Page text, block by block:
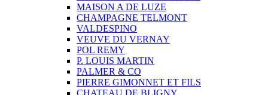
MAISON A DE LUZE
CHAMPAGNE TELMONT
VALDESPINO
VEUVE DU VERNAY
POL REMY
P. LOUIS MARTIN
PALMER & CO
PIERRE GIMONNET ET FILS
CHATEAU DE BLIGNY